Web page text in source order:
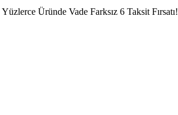
Yüzlerce Üründe Vade Farksız 6 Taksit Fırsatı!